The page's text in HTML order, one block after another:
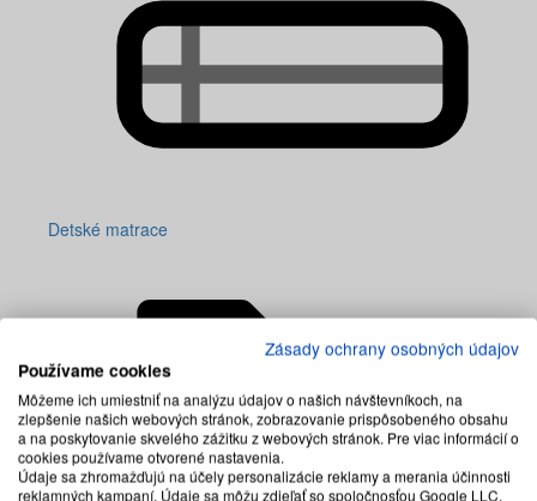
Detské matrace
Zásady ochrany osobných údajov
Používame cookies
Môžeme ich umiestniť na analýzu údajov o našich návštevníkoch, na
zlepšenie našich webových stránok, zobrazovanie prispôsobeného obsahu
a na poskytovanie skvelého zážitku z webových stránok. Pre viac informácií o
cookies používame otvorené nastavenia.
Údaje sa zhromažďujú na účely personalizácie reklamy a merania účinnosti
reklamných kampaní. Údaje sa môžu zdieľať so spoločnosťou Google LLC,